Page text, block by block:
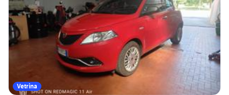
Vetrina